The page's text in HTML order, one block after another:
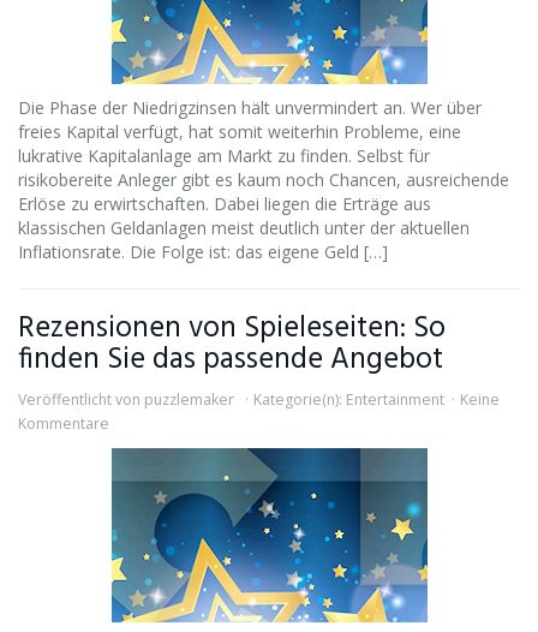
Die Phase der Niedrigzinsen hält unvermindert an. Wer über
freies Kapital verfügt, hat somit weiterhin Probleme, eine
lukrative Kapitalanlage am Markt zu finden. Selbst für
risikobereite Anleger gibt es kaum noch Chancen, ausreichende
Erlöse zu erwirtschaften. Dabei liegen die Erträge aus
klassischen Geldanlagen meist deutlich unter der aktuellen
Inflationsrate. Die Folge ist: das eigene Geld […]
Rezensionen von Spieleseiten: So
finden Sie das passende Angebot
Veröffentlicht von puzzlemaker Kategorie(n): Entertainment
Keine
Kommentare